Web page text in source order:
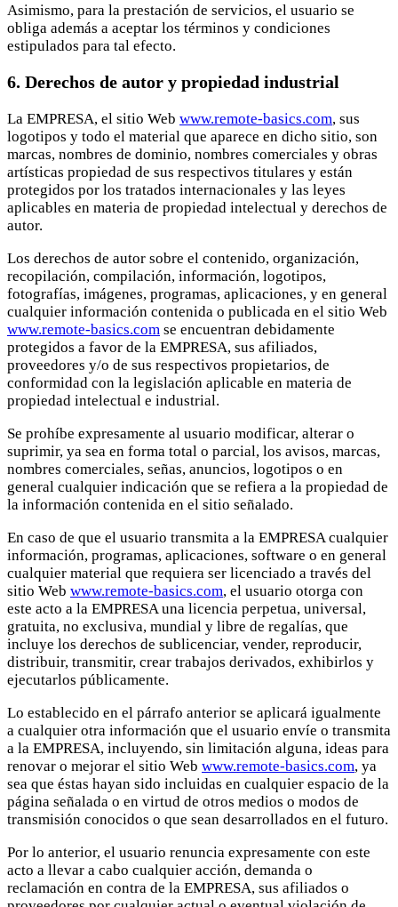
Asimismo, para la prestación de servicios, el usuario se
obliga además a aceptar los términos y condiciones
estipulados para tal efecto.
6. Derechos de autor y propiedad industrial
La EMPRESA, el sitio Web www.remote-basics.com, sus
logotipos y todo el material que aparece en dicho sitio, son
marcas, nombres de dominio, nombres comerciales y obras
artísticas propiedad de sus respectivos titulares y están
protegidos por los tratados internacionales y las leyes
aplicables en materia de propiedad intelectual y derechos de
autor.
Los derechos de autor sobre el contenido, organización,
recopilación, compilación, información, logotipos,
fotografías, imágenes, programas, aplicaciones, y en general
cualquier información contenida o publicada en el sitio Web
www.remote-basics.com se encuentran debidamente
protegidos a favor de la EMPRESA, sus afiliados,
proveedores y/o de sus respectivos propietarios, de
conformidad con la legislación aplicable en materia de
propiedad intelectual e industrial.
Se prohíbe expresamente al usuario modificar, alterar o
suprimir, ya sea en forma total o parcial, los avisos, marcas,
nombres comerciales, señas, anuncios, logotipos o en
general cualquier indicación que se refiera a la propiedad de
la información contenida en el sitio señalado.
En caso de que el usuario transmita a la EMPRESA cualquier
información, programas, aplicaciones, software o en general
cualquier material que requiera ser licenciado a través del
sitio Web www.remote-basics.com, el usuario otorga con
este acto a la EMPRESA una licencia perpetua, universal,
gratuita, no exclusiva, mundial y libre de regalías, que
incluye los derechos de sublicenciar, vender, reproducir,
distribuir, transmitir, crear trabajos derivados, exhibirlos y
ejecutarlos públicamente.
Lo establecido en el párrafo anterior se aplicará igualmente
a cualquier otra información que el usuario envíe o transmita
a la EMPRESA, incluyendo, sin limitación alguna, ideas para
renovar o mejorar el sitio Web www.remote-basics.com, ya
sea que éstas hayan sido incluidas en cualquier espacio de la
página señalada o en virtud de otros medios o modos de
transmisión conocidos o que sean desarrollados en el futuro.
Por lo anterior, el usuario renuncia expresamente con este
acto a llevar a cabo cualquier acción, demanda o
reclamación en contra de la EMPRESA, sus afiliados o